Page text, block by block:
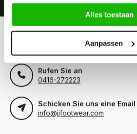
Alles toestaan
Aanpassen
Kundendienst:
Rufen Sie an
0416-272223
Schicken Sie uns eine Email
info@jjfootwear.com